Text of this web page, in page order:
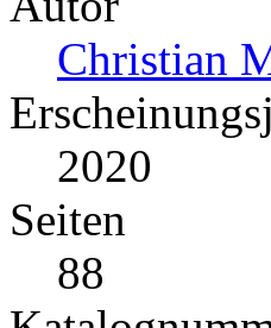
Christian
2020
Seiten
88